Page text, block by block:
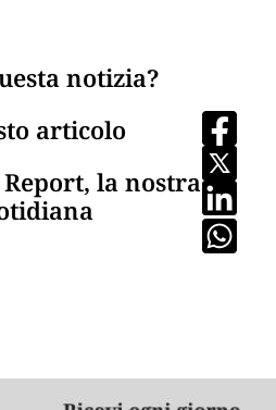
notizia?
articolo
la nostra